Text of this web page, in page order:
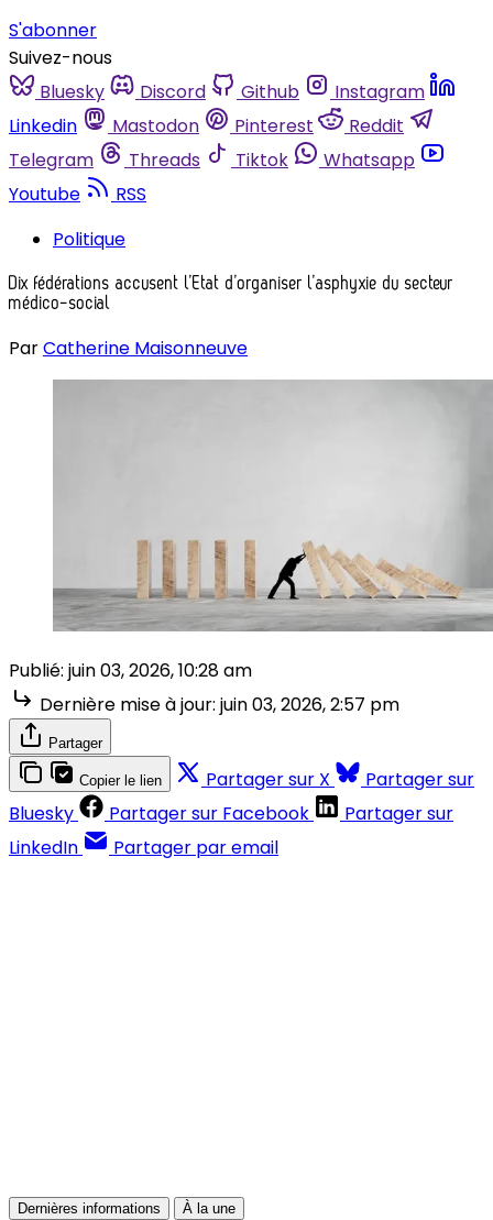
S'abonner
Suivez-nous
Bluesky
Discord Github
Instagram
Linkedin
Mastodon Pinterest
Reddit
Telegram
Threads Tiktok
Whatsapp
Youtube
RSS
Politique
Dix fédérations accusent l’Etat d’organiser l’asphyxie du secteur
médico-social
ParCatherine Maisonneuve
Publié: juin 03, 2026, 10:28 am
Dernière mise à jour: juin 03, 2026, 2:57 pm
Partager
Copier le lien Partager sur X
Partager sur
Bluesky
Partager sur Facebook
Partager sur
LinkedIn
Partager par email
Dernières informations À la une